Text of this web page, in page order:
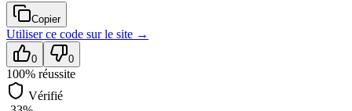
Copier
Utiliser ce code surle site →
0 0
100% réussite
Vérifié